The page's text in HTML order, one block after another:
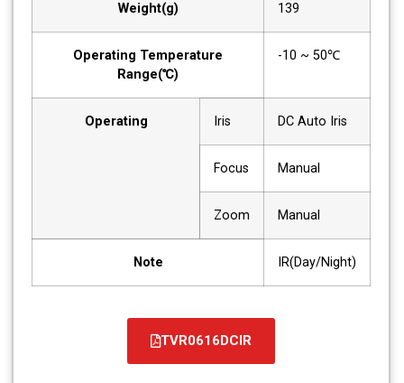
Weight(g) 139
Operating Temperature
Range(℃)
-10 ~ 50℃
Operating Iris DC Auto Iris
Focus Manual
Zoom Manual
Note IR(Day/Night)
TVR0616DCIR
קובץ